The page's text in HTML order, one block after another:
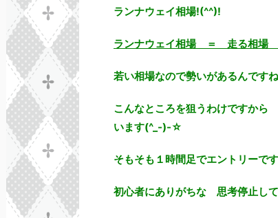
ランナウェイ相場!(^^)!
ランナウェイ相場 ＝ 走る相場
若い相場なので勢いがあるんですね
こんなところを狙うわけですから
います(^_-)-☆
そもそも１時間足でエントリー
初心者にありがちな 思考停止し